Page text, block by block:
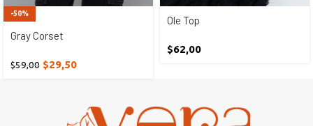
-50%
Gray Corset
$59,00 $29,50
Ole Top
$62,00